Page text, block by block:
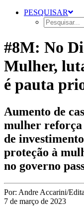
PESQUISAR
#8M: No
Mulher,
é pauta
Aumento de
mulher reforça
de
proteção à
no governo
Por: Andre Accarini/
7 de março de 2023